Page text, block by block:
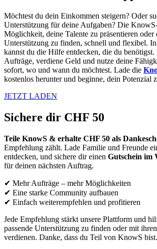
Möchtest du dein Einkommen steigern? Oder
Unterstützung für deine Aufgaben? Die
Möglichkeit, deine Talente zu präsentieren oder
Unterstützung zu finden, schnell und flexibel.
kannst du die Hilfe entdecken, die du benötigst.
Aufträge, verdiene Geld und nutze deine
sofort, wo und wann du möchtest. Lade die
kostenlos herunter und beginne, dein Potenzial
JETZT LADEN
Sichere dir CHF 50
Teile KnowS & erhalte CHF 50 als
Empfehlung zählt. Lade Familie und Freunde
entdecken, und sichere dir einen Gutschein im
für deinen nächsten Auftrag.
✔ Mehr Aufträge – mehr Möglichkeiten
✔ Eine starke Community aufbauen
✔ Einfach weiterempfehlen und profitieren
Jede Empfehlung stärkt unsere Plattform und
passende Unterstützung zu finden oder mit
verdienen. Danke, dass du Teil von KnowS bist.